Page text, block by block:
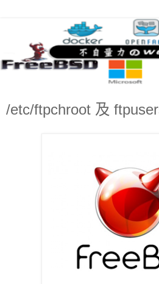
/etc/ftpchroot 及